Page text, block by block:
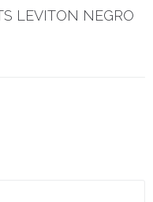
LEVITON NEGRO